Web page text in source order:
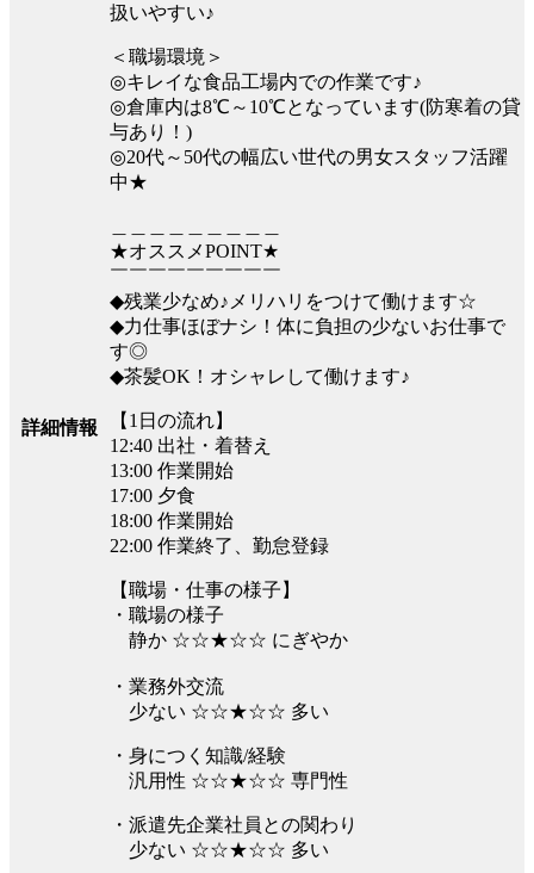
詳細情報
扱いやすい♪
＜職場環境＞
◎キレイな食品工場内での作業です♪
◎倉庫内は8℃～10℃となっています(防寒着の貸
与あり！)
◎20代～50代の幅広い世代の男女スタッフ活躍
中★
★オススメPOINT★
￣￣￣￣￣￣￣￣￣
◆残業少なめ♪メリハリをつけて働けます☆
◆力仕事ほぼナシ！体に負担の少ないお仕事で
す◎
◆茶髪OK！オシャレして働けます♪
【1日の流れ】
12:40 出社・着替え
13:00 作業開始
17:00 夕食
18:00 作業開始
22:00 作業終了、勤怠登録
【職場・仕事の様子】
・職場の様子
静か ☆☆★☆☆ にぎやか
・業務外交流
少ない ☆☆★☆☆ 多い
・身につく知識/経験
汎用性 ☆☆★☆☆ 専門性
・派遣先企業社員との関わり
少ない ☆☆★☆☆ 多い